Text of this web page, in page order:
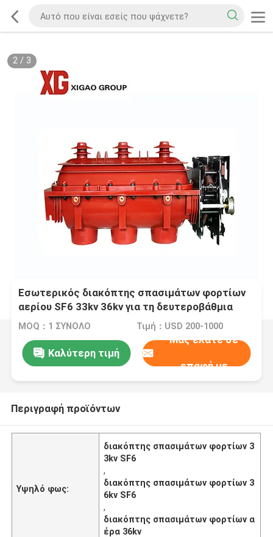
2/ 3
Εσωτερικός διακόπτης σπασιμάτων φορτίων
αερίου SF6 33kv 36kv για τη δευτεροβάθμια
διανομή
MOQ：1 ΣΥΝΟΛΟ Τιμή：USD 200-1000
Καλύτερη τιμή
Μας ελάτε σε
επαφή με
Περιγραφή προϊόντων
Υψηλό φως:
διακόπτης σπασιμάτων φορτίων 3
3kv SF6
,
διακόπτης σπασιμάτων φορτίων 3
6kv SF6
,
διακόπτης σπασιμάτων φορτίων α
έρα 36kv